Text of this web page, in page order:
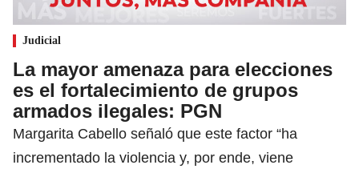
Judicial
La mayor amenaza para elecciones
es el fortalecimiento de grupos
armados ilegales: PGN
Margarita Cabello señaló que este factor “ha
incrementado la violencia y, por ende, viene